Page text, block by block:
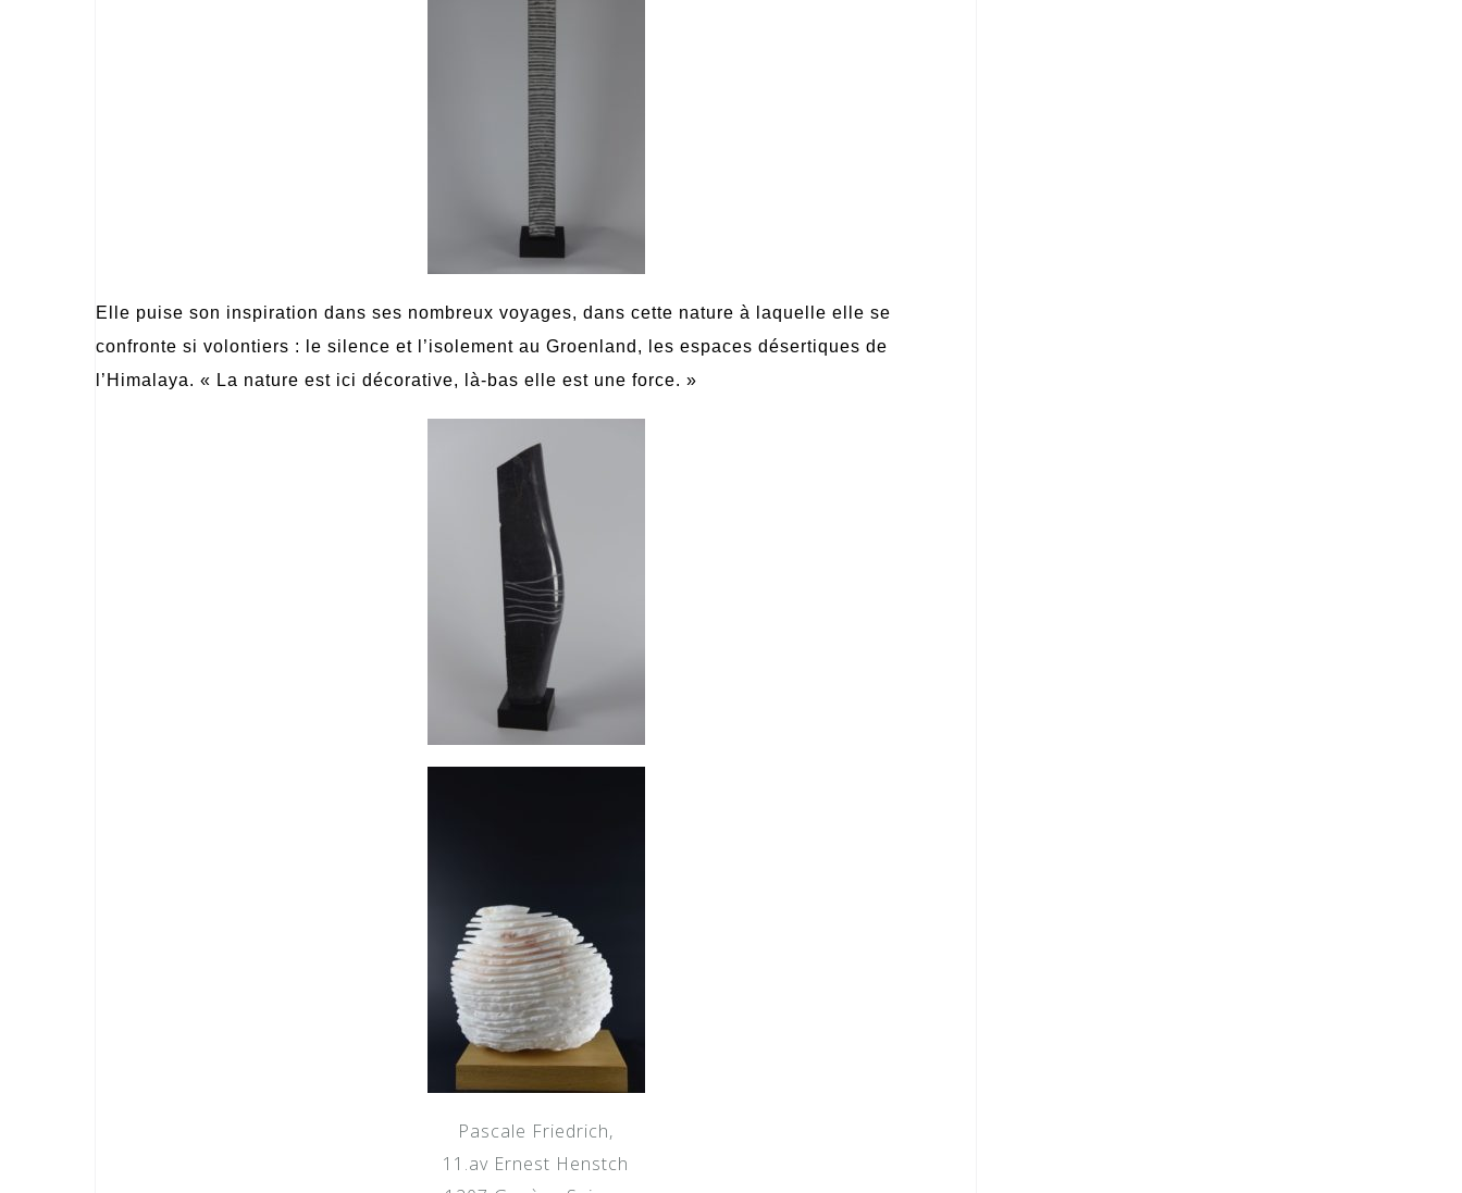
Elle puise son inspiration dans ses nombreux voyages, dans cette nature à laquelle elle se
confronte si volontiers : le silence et l ’isolement au Groenland, les espaces désertiques de
’Himalaya. « La nature est ici décorative, l à-bas elle est une force. »
Pascale Friedrich,
11.av Ernest Henstch